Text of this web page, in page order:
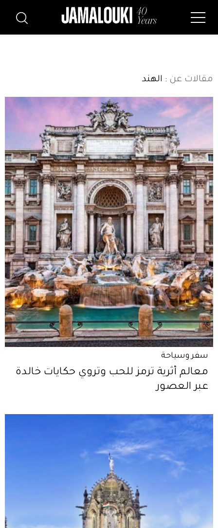
مقالات عن : الهند
سفر وسياحة
معالم أثرية ترمز للحب وتروي حكايات خالدة
عبر العصور